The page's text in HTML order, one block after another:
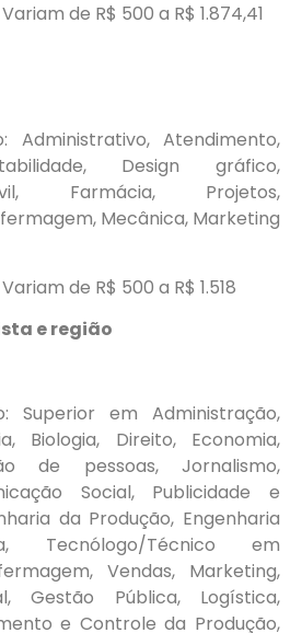
de R$ 500 a R$ 1.874,41
Administrativo, Atendimento,
Design gráfico,
Farmácia, Projetos,
Mecânica, Marketing
de R$ 500 a R$ 1.518
e região
Superior em Administração,
Biologia, Direito, Economia,
de pessoas, Jornalismo,
Social, Publicidade e
da Produção, Engenharia
Tecnólogo/Técnico em
Vendas, Marketing,
Gestão Pública, Logística,
e Controle da Produção,